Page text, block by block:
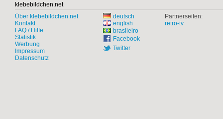
klebebildchen.net
Über klebebildchen.net
Kontakt
FAQ / Hilfe
Statistik
Werbung
Impressum
Datenschutz
deutsch
english
brasileiro
Facebook
Twitter
Partnerseiten:
retro-tv